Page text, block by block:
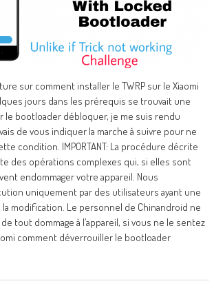
sur comment installer le TWRP sur le Xiaomi
jours dans les prérequis se trouvait une
le bootloader débloquer, je me suis rendu
de vous indiquer la marche à suivre pour ne
condition. IMPORTANT: La procédure décrite
des opérations complexes qui, si elles sont
endommager votre appareil. Nous
uniquement par des utilisateurs ayant une
modification. Le personnel de Chinandroid ne
tout dommage à l’appareil, si vous ne le sentez
comment déverrouiller le bootloader